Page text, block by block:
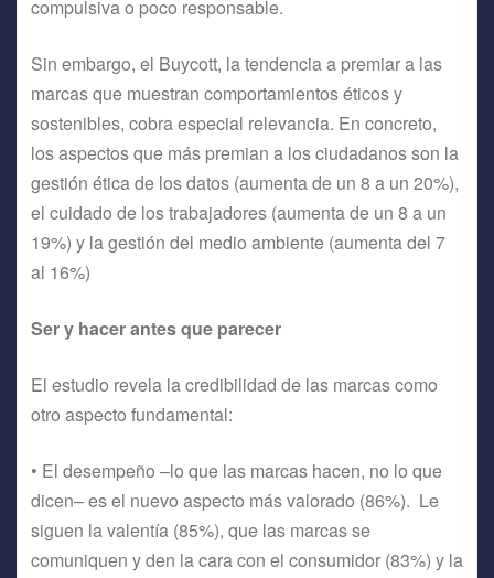
compulsiva o poco responsable.
Sin embargo, el Buycott, la tendencia a premiar a las
marcas que muestran comportamientos éticos y
sostenibles, cobra especial relevancia. En concreto,
los aspectos que más premian a los ciudadanos son la
gestión ética de los datos (aumenta de un 8 a un 20%),
el cuidado de los trabajadores (aumenta de un 8 a un
19%) y la gestión del medio ambiente (aumenta del 7
al 16%)
Ser y hacer antes que parecer
El estudio revela la credibilidad de las marcas como
otro aspecto fundamental:
• El desempeño –lo que las marcas hacen, no lo que
dicen– es el nuevo aspecto más valorado (86%). Le
siguen la valentía (85%), que las marcas se
comuniquen y den la cara con el consumidor (83%) y la